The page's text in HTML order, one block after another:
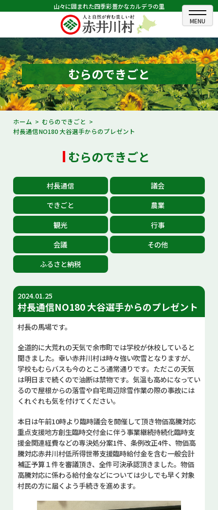
山々に囲まれた四季彩豊かなカルデラの里
ホーム
むらのできごと
むらのプロフィール
くらしの情報
村長室
観光・イベント情報
あかいがわ広報
お問い合せ
Select Language▼
むらのできごと
ホーム
むらのできごと
村長通信NO180 大谷選手からのプレゼント
むらのできごと
村長通信
議会
できごと
農業
観光
行事
会議
その他
ふるさと納税
2024.01.25
村長通信NO180 大谷選手からのプレゼント
村長の馬場です。
全道的に大荒れの天気で余市町では学校が休校していると
聞きました。幸い赤井川村は時々強い吹雪となりますが、
学校もむらバスも今のところ通常通りです。ただこの天気
は明日まで続くので油断は禁物です。気温も高めになってい
るので屋根からの落雪や自宅周辺除雪作業の際の事故には
くれぐれも気を付けてください。
本日は午前10時より臨時議会を開催して頂き物価高騰対応
重点支援地方創生臨時交付金に伴う事業継続持続化臨時支
援金関連経費などの専決処分案1件、条例改正4件、物価高
騰対応赤井川村低所得世帯支援臨時給付金を含む一般会計
補正予算１件を審議頂き、全件可決承認頂きました。物価
高騰対応に係わる給付金などについては少しでも早く対象
村民の方に届くよう手続きを進めます。